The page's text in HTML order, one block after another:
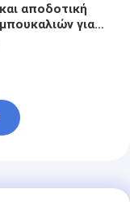
αποδοτική
για